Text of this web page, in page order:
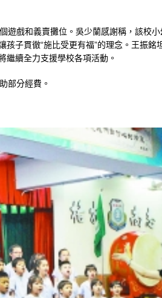
戲和義賣攤位。吳少蘭感謝稱，該校
子貫徹“施比受更有福”的理念。王振銘
繼續全力支援學校各項活動。
部分經費。